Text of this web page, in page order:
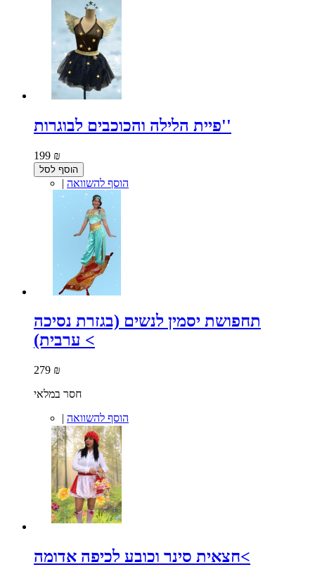
פיית הלילה והכוכבים לבוגרות''
199 ₪
הוסף לסל
| הוסף להשוואה
תחפושת יסמין לנשים (בגזרת נסיכה
ערבית) <
279 ₪
חסר במלאי
| הוסף להשוואה
חצאית סינר וכובע לכיפה אדומה<